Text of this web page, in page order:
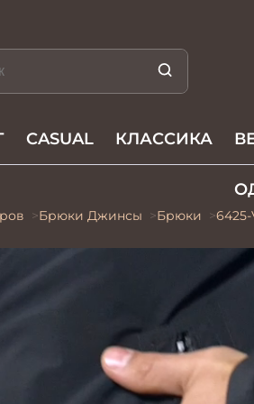
CASUAL КЛАССИКА
Брюки Джинсы Брюки